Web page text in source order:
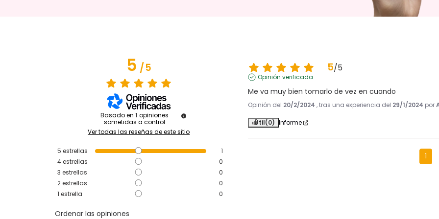
5/5
Basado en 1 opiniones
sometidas a control
Ver todas las reseñas de este sitio
5 estrellas
1
4estrellas
0
3 estrellas
0
2estrellas
0
1 estrella 0
Ordenar las opiniones
5/5
Opinión verificada
Me va muy bien tomarlo de vez en cuando
Opinión del 20/2/2024 , tras una experiencia del 29/1/2024 por
Útil(0) Informe
1